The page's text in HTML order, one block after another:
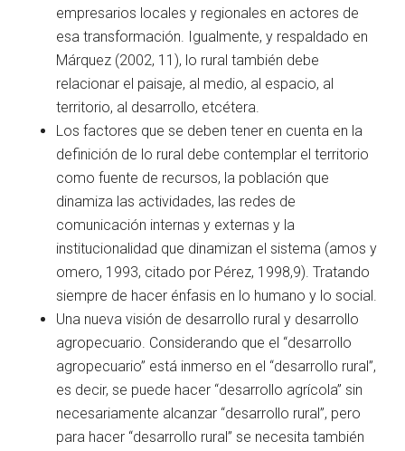
empresarios locales y regionales en actores de
esa transformación. Igualmente, y respaldado en
Márquez (2002, 11), lo rural también debe
relacionar el paisaje, al medio, al espacio, al
territorio, al desarrollo, etcétera.
Los factores que se deben tener en cuenta en la
definición de lo rural debe contemplar el territorio
como fuente de recursos, la población que
dinamiza las actividades, las redes de
comunicación internas y externas y la
institucionalidad que dinamizan el sistema (amos y
omero, 1993, citado por Pérez, 1998,9). Tratando
siempre de hacer énfasis en lo humano y lo social.
Una nueva visión de desarrollo rural y desarrollo
agropecuario. Considerando que el “desarrollo
agropecuario” está inmerso en el “desarrollo rural”,
es decir, se puede hacer “desarrollo agrícola” sin
necesariamente alcanzar “desarrollo rural”, pero
para hacer “desarrollo rural” se necesita también